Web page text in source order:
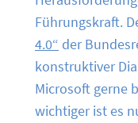
Führungskraft.
4.0“ der
konstruktiver
Microsoft gerne
wichtiger ist es